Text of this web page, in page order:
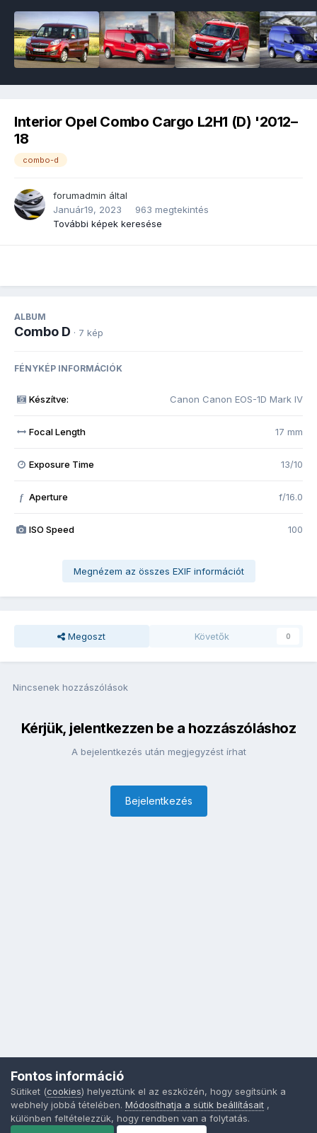
Interior Opel Combo Cargo L2H1 (D) '2012–
18
combo-d
forumadmin által
Január19, 2023
963 megtekintés
További képek keresése
ALBUM
Combo D · 7 kép
FÉNYKÉP INFORMÁCIÓK
Készítve: Canon Canon EOS-1D Mark IV
Focal Length 17 mm
Exposure Time 13/10
f Aperture f/16.0
ISO Speed 100
Megnézem az összes EXIF információt
Megoszt Követők 0
Nincsenek hozzászólások
Kérjük, jelentkezzen be a hozzászóláshoz
A bejelentkezés után megjegyzést írhat
Bejelentkezés
Fontos információ
Sütiket (cookies) helyeztünk el az eszközén, hogy segítsünk a
webhely jobbá tételében. Módosíthatja a sütik beállításait ,
különben feltételezzük, hogy rendben van a folytatás.